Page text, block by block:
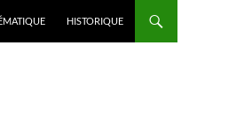
HISTORIQUE